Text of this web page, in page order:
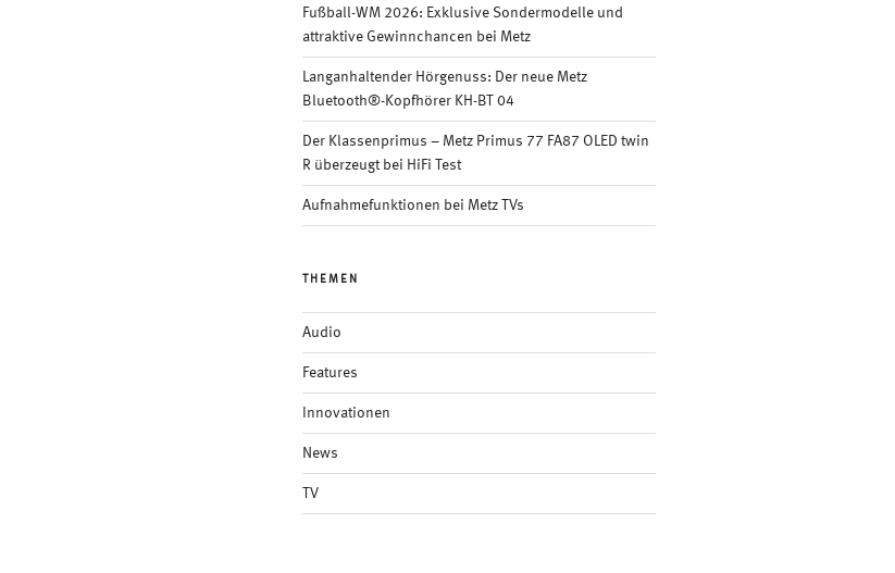
Fußball-WM 2026: Exklusive Sondermodelle und
attraktive Gewinnchancen bei Metz
Langanhaltender Hörgenuss: Der neue Metz
Bluetooth®-Kopfhörer KH-BT 04
Der Klassenprimus – Metz Primus 77 FA87 OLED twin
R überzeugt bei HiFi Test
Aufnahmefunktionen bei Metz TVs
THEMEN
Audio
Features
Innovationen
News
TV